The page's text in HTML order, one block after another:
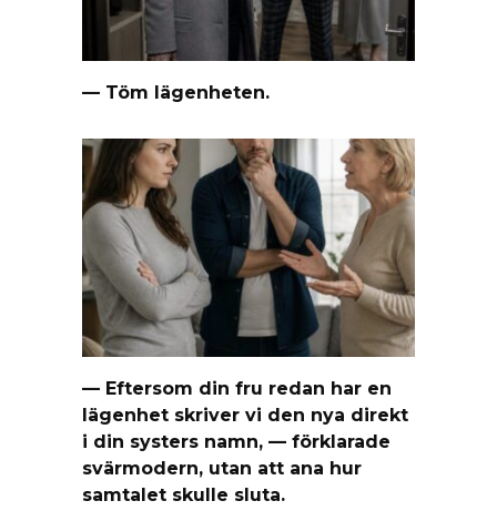
— Töm lägenheten.
— Eftersom din fru redan har en
lägenhet skriver vi den nya direkt
i din systers namn, — förklarade
svärmodern, utan att ana hur
samtalet skulle sluta.